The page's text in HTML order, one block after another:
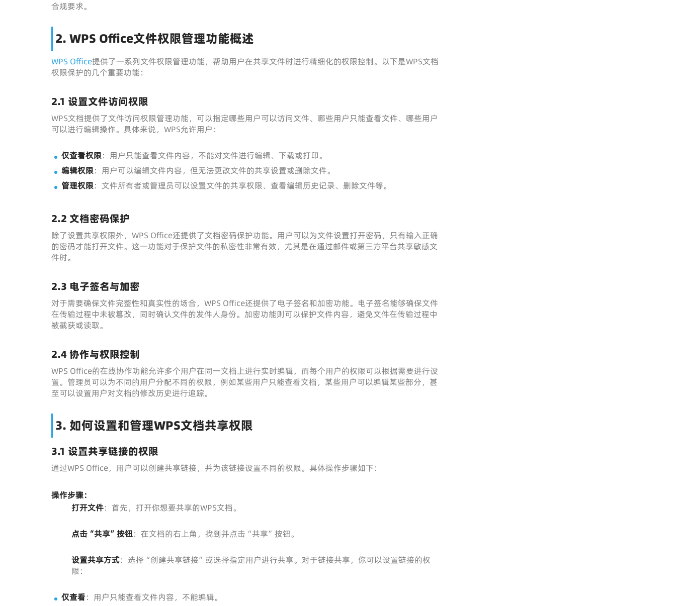
合规要求。
2. WPS Office文件权限管理功能概述
WPS Office提供了一系列文件权限管理功能，帮助用户在共享文件时进行精细化的权限控制。以下是WPS文档
权限保护的几个重要功能：
2.1 设置文件访问权限
WPS文档提供了文件访问权限管理功能，可以指定哪些用户可以访问文件、哪些用户只能查看文件、哪些用户
可以进行编辑操作。具体来说，WPS允许用户：
仅查看权限：用户只能查看文件内容，不能对文件进行编辑、下载或打印。
编辑权限：用户可以编辑文件内容，但无法更改文件的共享设置或删除文件。
管理权限：文件所有者或管理员可以设置文件的共享权限、查看编辑历史记录、删除文件等。
2.2 文档密码保护
除了设置共享权限外，WPS Office还提供了文档密码保护功能。用户可以为文件设置打开密码，只有输入正确
的密码才能打开文件。这一功能对于保护文件的私密性非常有效，尤其是在通过邮件或第三方平台共享敏感文
件时。
2.3 电子签名与加密
对于需要确保文件完整性和真实性的场合，WPS Office还提供了电子签名和加密功能。电子签名能够确保文件
在传输过程中未被篡改，同时确认文件的发件人身份。加密功能则可以保护文件内容，避免文件在传输过程中
被截获或读取。
2.4协作与权限控制
WPS Office的在线协作功能允许多个用户在同一文档上进行实时编辑，而每个用户的权限可以根据需要进行设
置。管理员可以为不同的用户分配不同的权限，例如某些用户只能查看文档，某些用户可以编辑某些部分，甚
至可以设置用户对文档的修改历史进行追踪。
3. 如何设置和管理WPS文档共享权限
3.1 设置共享链接的权限
通过WPS Office，用户可以创建共享链接，并为该链接设置不同的权限。具体操作步骤如下：
操作步骤：
打开文件：首先，打开你想要共享的WPS文档。
点击“共享”按钮：在文档的右上角，找到并点击“共享”按钮。
设置共享方式：选择“创建共享链接”或选择指定用户进行共享。对于链接共享，你可以设置链接的权
限：
仅查看：用户只能查看文件内容，不能编辑。